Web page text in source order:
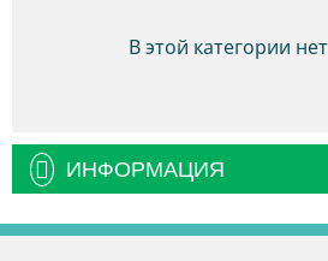
В этой категории
ИНФОРМАЦИЯ